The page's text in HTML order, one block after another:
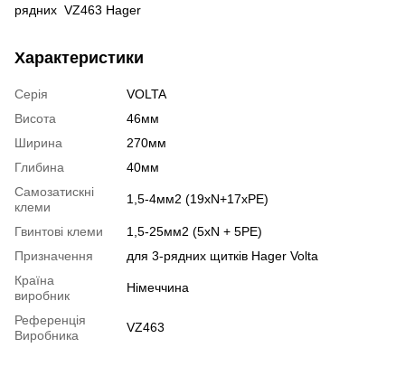
рядних VZ463 Hager
Характеристики
Серія
VOLTA
Висота
46мм
Ширина
270мм
Глибина
40мм
Самозатискні
клеми
1,5-4мм2 (19xN+17xPE)
Гвинтові клеми
1,5-25мм2 (5xN + 5PE)
Призначення
для 3-рядних щитків Hager Volta
Країна
виробник
Нiмеччина
Референція
Виробника
VZ463